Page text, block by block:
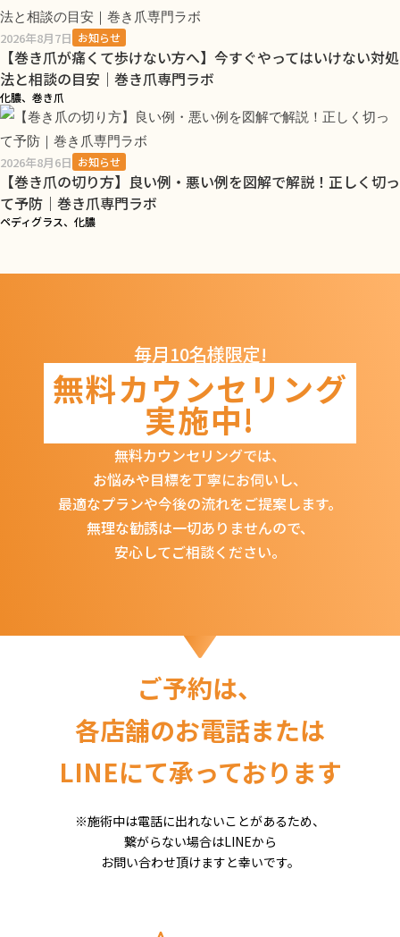
2026年8月7日 お知らせ
【巻き爪が痛くて歩けない方へ】今すぐやってはいけない対処
法と相談の目安｜巻き爪専門ラボ
化膿、巻き爪
2026年8月6日 お知らせ
【巻き爪の切り方】良い例・悪い例を図解で解説！正しく切っ
て予防｜巻き爪専門ラボ
ペディグラス、化膿
毎月10名様限定!
無料カウンセリング
実施中!
無料カウンセリングでは、
お悩みや目標を丁寧にお伺いし、
最適なプランや今後の流れをご提案します。
無理な勧誘は一切ありませんので、
安心してご相談ください。
ご予約は、
各店舗のお電話または
LINEにて承っております
※施術中は電話に出れないことがあるため、
繋がらない場合はLINEから
お問い合わせ頂けますと幸いです。